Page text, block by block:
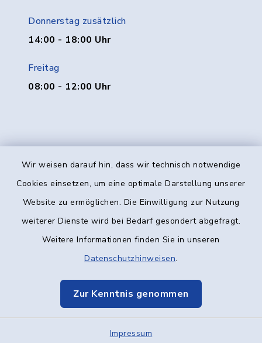
Wir weisen darauf hin, dass wir technisch notwendige
Cookies einsetzen, um eine optimale Darstellung unserer
Website zu ermöglichen. Die Einwilligung zur Nutzung
weiterer Dienste wird bei Bedarf gesondert abgefragt.
Weitere Informationen finden Sie in unseren
Datenschutzhinweisen.
Zur Kenntnis genommen
Impressum
Donnerstag zusätzlich
14:00 - 18:00 Uhr
Freitag
08:00 - 12:00 Uhr
Kontakt
Datenschutz
Elektronische Kommunikation
Sitemap